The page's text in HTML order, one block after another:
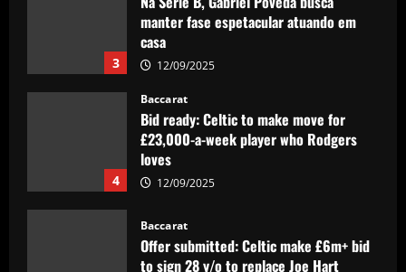
3
manter fase espetacular atuando em
casa
12/09/2025
4
Baccarat
Bid ready: Celtic to make move for
£23,000-a-week player who Rodgers
loves
12/09/2025
Baccarat
Offer submitted: Celtic make £6m+ bid
to sign 28 y/o to replace Joe Hart